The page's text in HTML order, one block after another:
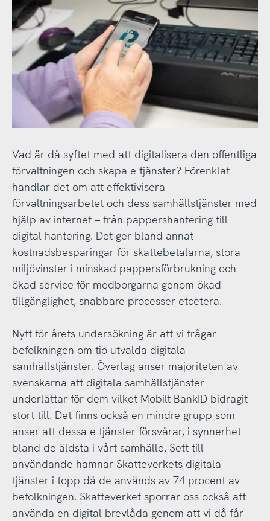
Vad är då syftet med att digitalisera den offentliga
förvaltningen och skapa e-tjänster? Förenklat
handlar det om att effektivisera
förvaltningsarbetet och dess samhällstjänster med
hjälp av internet – från pappershantering till
digital hantering. Det ger bland annat
kostnadsbesparingar för skattebetalarna, stora
miljövinster i minskad pappersförbrukning och
ökad service för medborgarna genom ökad
tillgänglighet, snabbare processer etcetera.
Nytt för årets undersökning är att vi frågar
befolkningen om tio utvalda digitala
samhällstjänster. Överlag anser majoriteten av
svenskarna att digitala samhällstjänster
underlättar för dem vilket Mobilt BankID bidragit
stort till. Det finns också en mindre grupp som
anser att dessa e-tjänster försvårar, i synnerhet
bland de äldsta i vårt samhälle. Sett till
användande hamnar Skatteverkets digitala
tjänster i topp då de används av 74 procent av
befolkningen. Skatteverket sporrar oss också att
använda en digital brevlåda genom att vi då får